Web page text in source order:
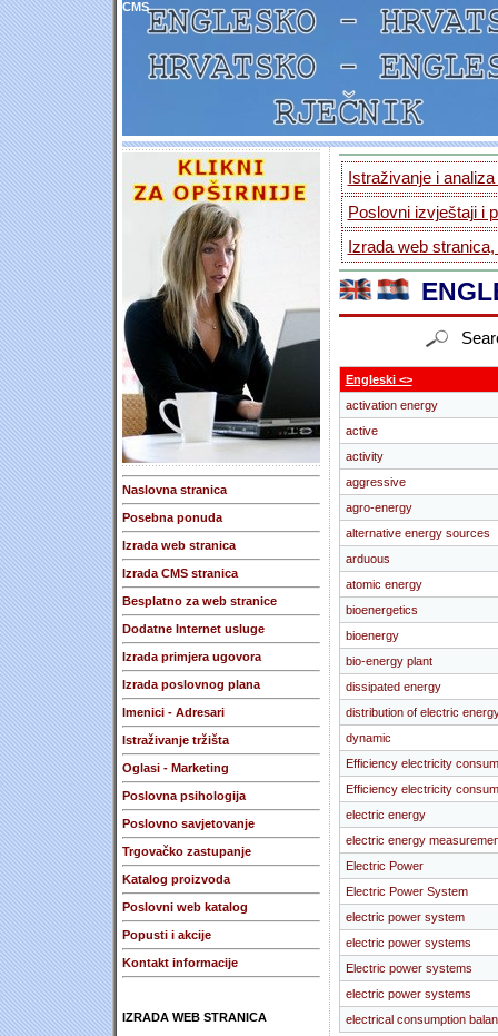
CMS
Naslovna stranica
Posebna ponuda
Izrada web stranica
Izrada CMS stranica
Besplatno za web stranice
Dodatne Internet usluge
Izrada primjera ugovora
Izrada poslovnog plana
Imenici - Adresari
Istraživanje tržišta
Oglasi - Marketing
Poslovna psihologija
Poslovno savjetovanje
Trgovačko zastupanje
Katalog proizvoda
Poslovni web katalog
Popusti i akcije
Kontakt informacije
IZRADA WEB STRANICA
Istraživanje i
Poslovni izvještaji i
Izrada web
Engleski <>
activation energy
active
activity
aggressive
agro-energy
alternative energy sources
arduous
atomic energy
bioenergetics
bioenergy
bio-energy plant
dissipated energy
distribution of electric
dynamic
Efficiency electricity
Efficiency electricity
electric energy
electric energy
Electric Power
Electric Power System
electric power system
electric power systems
Electric power systems
electric power systems
electrical consumption